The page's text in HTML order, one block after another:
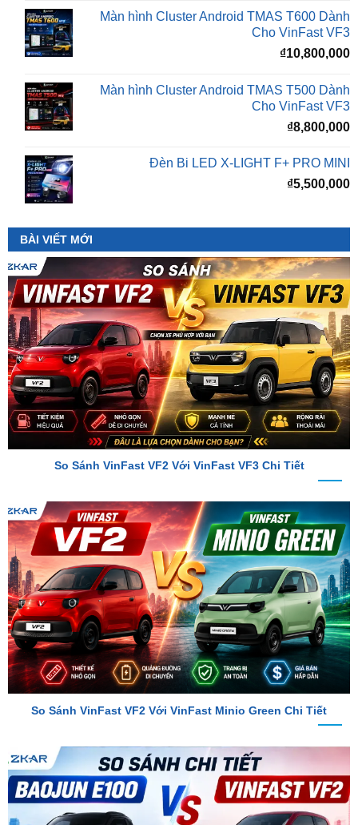
₫10,800,000
Màn hình Cluster Android TMAS T500 Dành
₫8,800,000
Đèn Bi LED X-LIGHT F+ PRO MINI
BÀI VIẾT MỚI
So Sánh VinFast VF2 Với VinFast VF3 Chi Tiết
So Sánh VinFast VF2 Với VinFast Minio Green Chi Tiết